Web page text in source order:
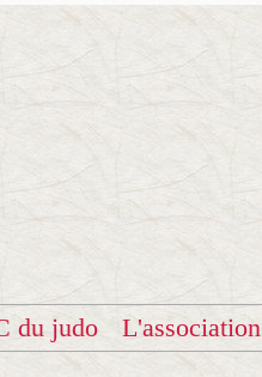
du judo L'association